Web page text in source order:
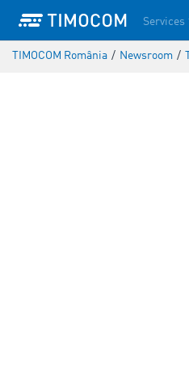
Services
TIMOCOM România / Newsroom /